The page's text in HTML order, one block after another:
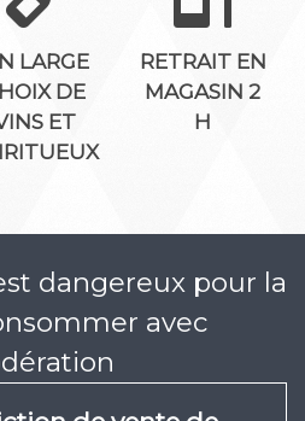
LARGE
DE
ET
RETRAIT EN
MAGASIN 2
H
dangereux pour la
avec